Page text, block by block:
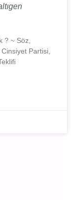
? ~ Söz,
Partisi,